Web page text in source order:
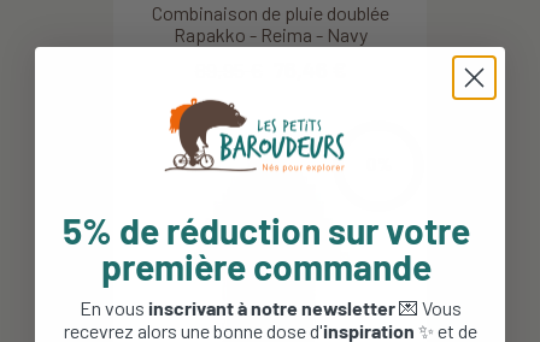
Combinaison de pluie doublée
Rapakko - Reima - Navy
5% de réduction sur votre
première commande
En vous inscrivant à notre newsletter💌 Vous
recevrez alors une bonne dose d'inspiration ✨ et de